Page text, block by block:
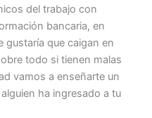
del trabajo con
bancaria, en
que caigan en
todo si tienen malas
vamos a enseñarte un
ha ingresado a tu